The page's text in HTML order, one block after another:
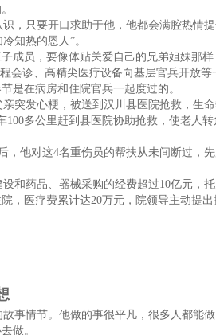
，只要开口求助于他，他都会满腔热情
知热的恩人”。
成员，要像体贴关爱自己的兄弟姐妹那
会诊、高精尖医疗设备向基层官兵开放等
是在病房和住院官兵一起度过的。
突发心梗，被送到汉川县医院抢救，生
多公里赶到县医院协助抢救，使老人
他对这4名重伤员的帮扶从未间断过，
和药品、器械采购的经费超过10亿元，
，医疗费累计达20万元，院领导主动提
事情节。他做的事很平凡，很多人都能
做。